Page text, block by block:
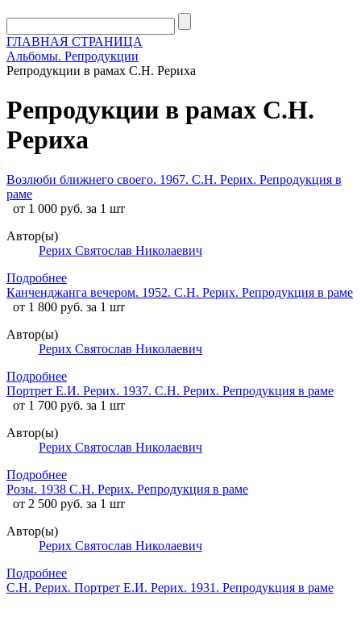
ГЛАВНАЯ СТРАНИЦА
Альбомы. Репродукции
Репродукции в рамах С.Н. Рериха
Репродукции в рамах С.Н.
Рериха
Возлюби ближнего своего. 1967. С.Н. Рерих. Репродукция в
раме
от 1 000 руб. за 1 шт
Автор(ы)
Рерих Святослав Николаевич
Подробнее
Канченджанга вечером. 1952. С.Н. Рерих. Репродукция в раме
от 1 800 руб. за 1 шт
Автор(ы)
Рерих Святослав Николаевич
Подробнее
Портрет Е.И. Рерих. 1937. С.Н. Рерих. Репродукция в раме
от 1 700 руб. за 1 шт
Автор(ы)
Рерих Святослав Николаевич
Подробнее
Розы. 1938 С.Н. Рерих. Репродукция в раме
от 2 500 руб. за 1 шт
Автор(ы)
Рерих Святослав Николаевич
Подробнее
С.Н. Рерих. Портрет Е.И. Рерих. 1931. Репродукция в раме